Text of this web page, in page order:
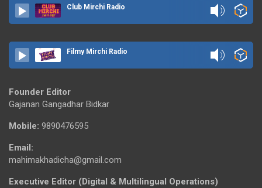
Club Mirchi Radio
Filmy Mirchi Radio
Founder Editor
Gajanan Gangadhar Bidkar
Mobile: 9890476595
Email:
mahimakhadicha@gmail.com
Executive Editor (Digital & Multilingual Operations)